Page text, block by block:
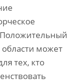
может
тех‚ кто